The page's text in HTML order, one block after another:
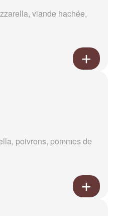
viande hachée,
poivrons, pommes de